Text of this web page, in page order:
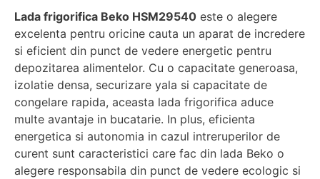
Lada frigorifica Beko HSM29540 este o alegere
excelenta pentru oricine cauta un aparat de incredere
si eficient din punct de vedere energetic pentru
depozitarea alimentelor. Cu o capacitate generoasa,
izolatie densa, securizare yala si capacitate de
congelare rapida, aceasta lada frigorifica aduce
multe avantaje in bucatarie. In plus, eficienta
energetica si autonomia in cazul intreruperilor de
curent sunt caracteristici care fac din lada Beko o
alegere responsabila din punct de vedere ecologic si